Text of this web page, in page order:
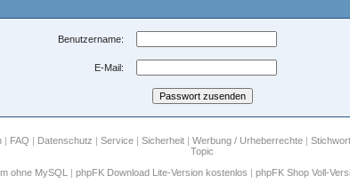
Benutzername:
E-Mail:
FAQ Datenschutz Service Sicherheit Werbung / Urheberrechte
Topic
ohne MySQL phpFK Download Lite-Version kostenlos phpFK Shop Voll-